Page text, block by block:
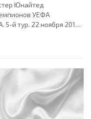
Юнайтед
УЕФА
5-й тур. 22 ноября 2017
при вместимости
Алессандро
помощники рефери: